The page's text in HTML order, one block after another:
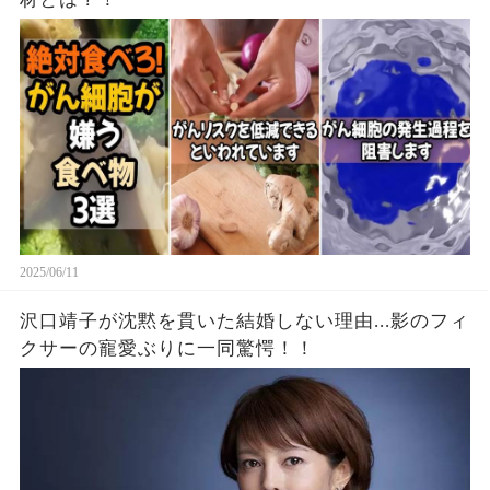
2025/06/11
沢口靖子が沈黙を貫いた結婚しない理由...影のフィ
クサーの寵愛ぶりに一同驚愕！！